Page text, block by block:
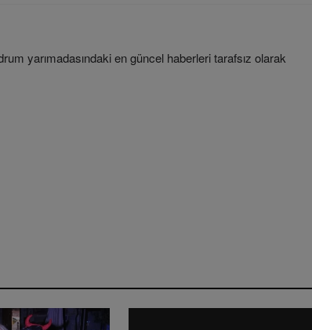
yarımadasındaki en güncel haberleri tarafsız olarak